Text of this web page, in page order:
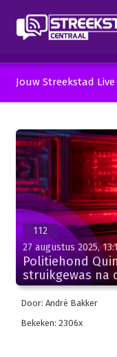
Jouw Streekstad Live
112
27 augustus 2025,
Politiehond
struikgewas na
Door: André Bakker
Bekeken: 2306x